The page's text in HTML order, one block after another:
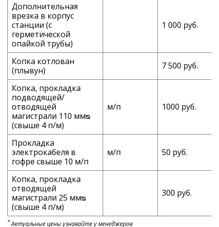
Дополнительная
врезка в корпус
станции (с
герметической
опайкой трубы)
1 000 руб.
Копка котлован
(плывун)
7 500 руб.
Копка, прокладка
подводящей/
отводящей
магистрали 110 ммᴓ
(свыше 4 п/м)
м/п 1000 руб.
Прокладка
электрокабеля в
гофре свыше 10 м/п
м/п 50 руб.
Копка, прокладка
отводящей
магистрали 25 ммᴓ
(свыше 4 п/м)
300 руб.
*Актуальные цены узнавайте у менеджеров